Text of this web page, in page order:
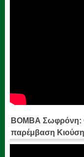
ΒΟΜΒΑ Σωφρόνη: Ο
παρέμβαση